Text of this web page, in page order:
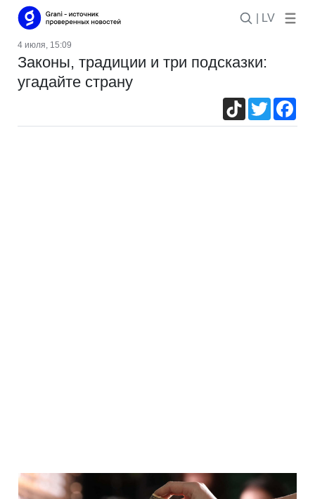
| LV
4 июля, 15:09
Законы, традиции и три подсказки:
угадайте страну
TikTokTwitter